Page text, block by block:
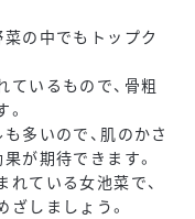
の中でもトップク
いるもので、骨粗
多いので、肌のかさ
が期待できます。
ている女池菜で、
しましょう。